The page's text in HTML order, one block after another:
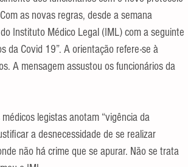
as novas regras, desde a semana
Instituto Médico Legal (IML) com a seguinte
da Covid 19”. A orientação refere-se à
A mensagem assustou os funcionários da
legistas anotam “vigência da
a desnecessidade de se realizar
não há crime que se apurar. Não se trata